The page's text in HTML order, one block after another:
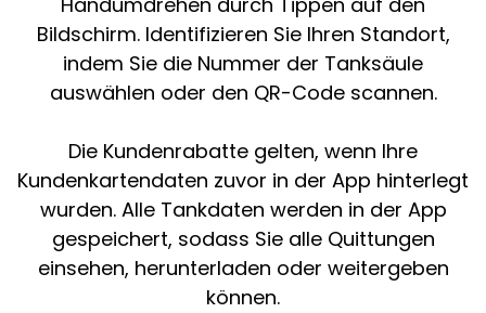
Bildschirm. Identifizieren Sie Ihren Standort,
indem Sie die Nummer der Tanksäule
auswählen oder den QR-Code scannen.
Die Kundenrabatte gelten, wenn Ihre
Kundenkartendaten zuvor in der App hinterlegt
wurden. Alle Tankdaten werden in der App
gespeichert, sodass Sie alle Quittungen
einsehen, herunterladen oder weitergeben
können.